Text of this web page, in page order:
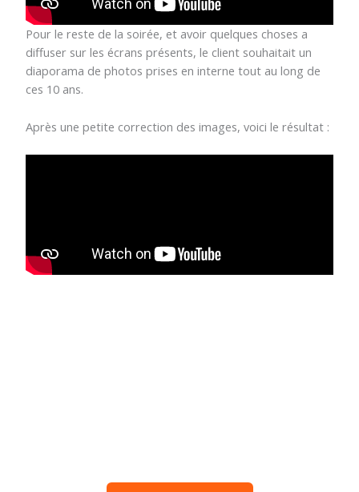
Pour le reste de la soirée, et avoir quelques choses a
diffuser sur les écrans présents, le client souhaitait un
diaporama de photos prises en interne tout au long de
ces 10 ans.
Après une petite correction des images, voici le résultat :